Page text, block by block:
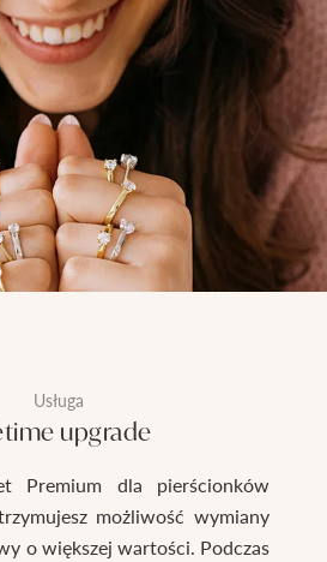
Usługa
upgrade
Premium dla pierścionków
możliwość wymiany
o większej wartości. Podczas